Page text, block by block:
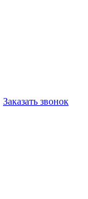
Заказать звонок